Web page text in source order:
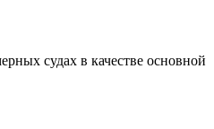
судах в качестве основной